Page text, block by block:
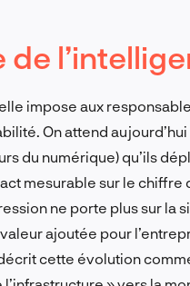
de
impose aux
On attend
du numérique) qu’ils
mesurable sur le chiffre
ne porte plus sur la
ajoutée pour
cette évolution